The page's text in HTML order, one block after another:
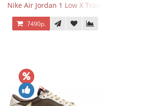
Nike Air Jordan 1 Low X Travis Scott Olive
7490р.